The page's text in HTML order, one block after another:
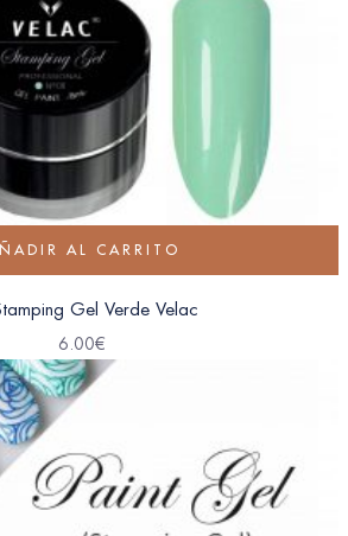
AL CARRITO
Gel Verde Velac
6.00€